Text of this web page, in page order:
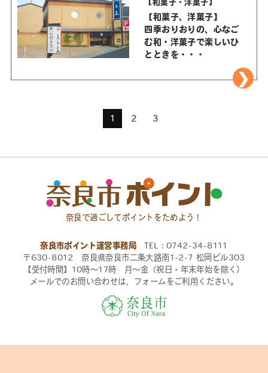
【和菓子・洋菓子】
【和菓子、洋菓子】
四季おりおりの、心なご
む和・洋菓子で楽しいひ
とときを・・・
1 2 3
奈良で過ごしてポイントをためよう！
奈良市ポイント運営事務局 TEL：0742-34-8111
〒630-8012 奈良県奈良市二条大路南1-2-7 松岡ビル303
【受付時間】10時〜17時 月〜金（祝日・年末年始を除く）
メールでのお問い合わせは、フォームをご利用ください。